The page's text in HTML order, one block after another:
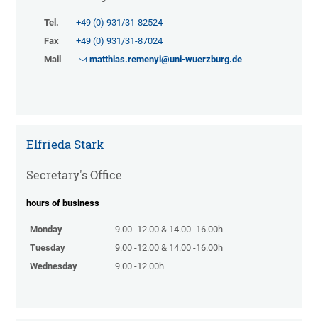
Tel.
+49 (0) 931/31-82524
Fax
+49 (0) 931/31-87024
Mail
matthias.remenyi@uni-wuerzburg.de
Elfrieda Stark
Secretary's Office
hours of business
Monday
9.00 -12.00 & 14.00 -16.00h
Tuesday
9.00 -12.00 & 14.00 -16.00h
Wednesday
9.00 -12.00h